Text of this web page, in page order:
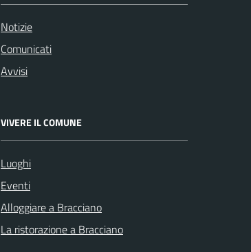
Notizie
Comunicati
Avvisi
VIVERE IL COMUNE
Luoghi
Eventi
Alloggiare a Bracciano
La ristorazione a Bracciano